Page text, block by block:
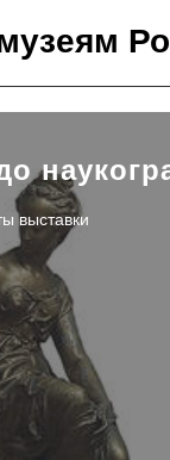
выставки